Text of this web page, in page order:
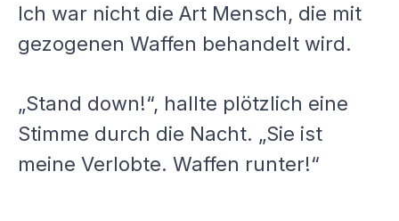
Ich war nicht die Art Mensch, die mit
gezogenen Waffen behandelt wird.
„Stand down!“, hallte plötzlich eine
Stimme durch die Nacht. „Sie ist
meine Verlobte. Waffen runter!“